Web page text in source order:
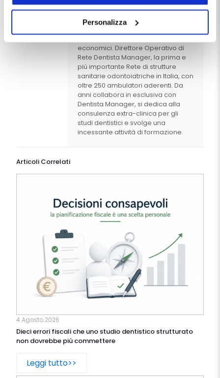
Chiudendo questo banner tramite apposita X in alto a
Personalizza
Titolari Ambulatori Odontoiatrici e
Polispecialistici), che federa e tutela
gli ambulatori singoli, non
economici. Direttore Operativo di
Rete Dentista Manager, la prima e
più importante Rete di strutture
sanitarie odontoiatriche in Italia, con
oltre 250 ambulatori aderenti. Da
anni collabora in esclusiva con
Dentista Manager, si dedica alla
consulenza extra-clinica per gli
studi dentistici e svolge una
incessante attività di formazione.
Articoli Correlati
4 Agosto 2026
Dieci errori fiscali che uno studio dentistico strutturato
non dovrebbe più commettere
Leggi tutto>>